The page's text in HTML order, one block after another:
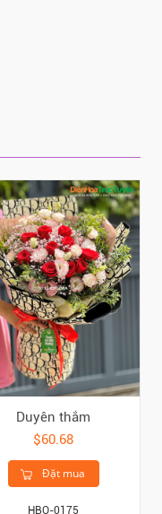
Duyên thắm
$60.68
Đặt mua
HBO-0175